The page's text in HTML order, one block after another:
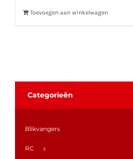
Toevoegen aan winkelwagen
Categorieën
Blikvangers
RC